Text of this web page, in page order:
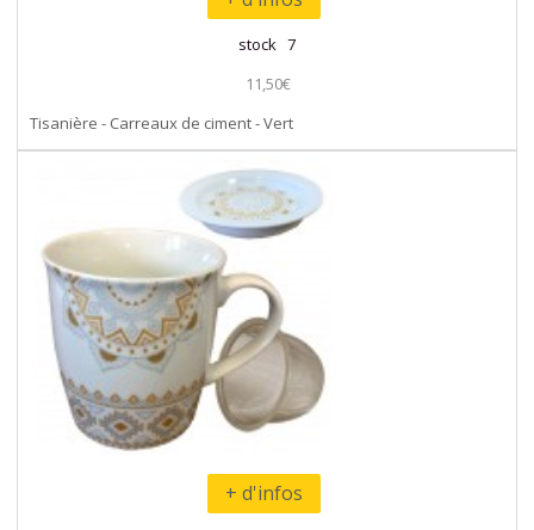
stock 7
11,50€
Tisanière - Carreaux de ciment - Vert
+ d'infos